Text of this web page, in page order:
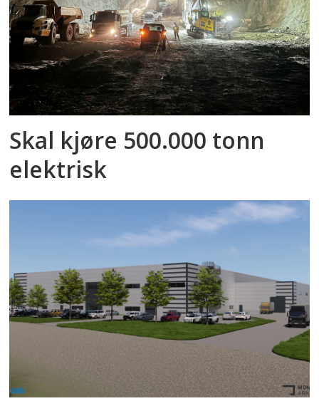
Skal kjøre 500.000 tonn
elektrisk